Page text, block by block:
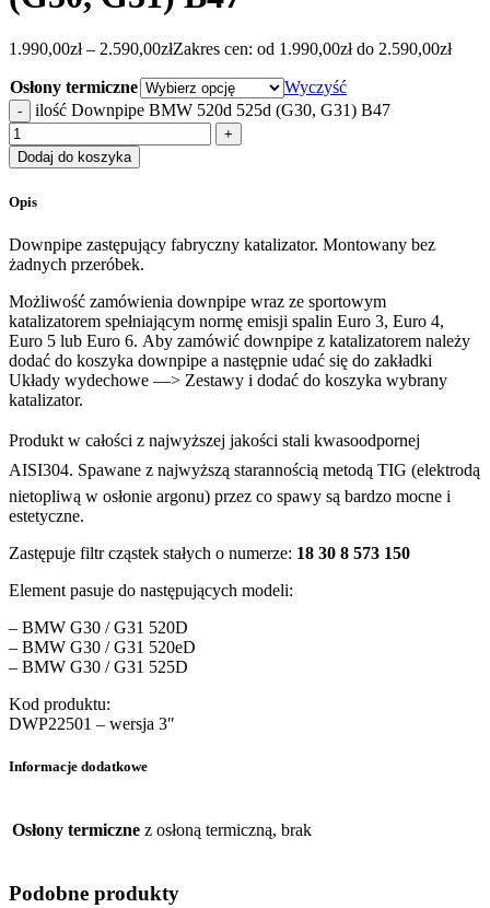
1.990,00zł – 2.590,00złZakres cen: od 1.990,00zł do 2.590,00zł
Osłony termiczne
Wyczyść
ilość Downpipe BMW 520d 525d (G30, G31) B47
Dodaj do koszyka
Opis
Downpipe zastępujący fabryczny katalizator. Montowany bez
żadnych przeróbek.
Możliwość zamówienia downpipe wraz ze sportowym
katalizatorem spełniającym normę emisji spalin Euro 3, Euro 4,
Euro 5 lub Euro 6. Aby zamówić downpipe z katalizatorem należy
dodać do koszyka downpipe a następnie udać się do zakładki
Układy wydechowe —> Zestawy i dodać do koszyka wybrany
katalizator.
Produkt w całości z najwyższej jakości stali kwasoodpornej
AISI304. Spawane z najwyższą starannością metodą TIG (elektrodą
nietopliwą w osłonie argonu) przez co spawy są bardzo mocne i
estetyczne.
Zastępuje filtr cząstek stałych o numerze: 18 30 8 573 150
Element pasuje do następujących modeli:
– BMW G30 / G31 520D
– BMW G30 / G31 520eD
– BMW G30 / G31 525D
Kod produktu:
DWP22501 – wersja 3″
Informacje dodatkowe
Osłony termiczne z osłoną termiczną, brak
Podobne produkty